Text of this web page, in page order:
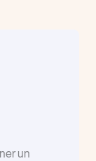
un